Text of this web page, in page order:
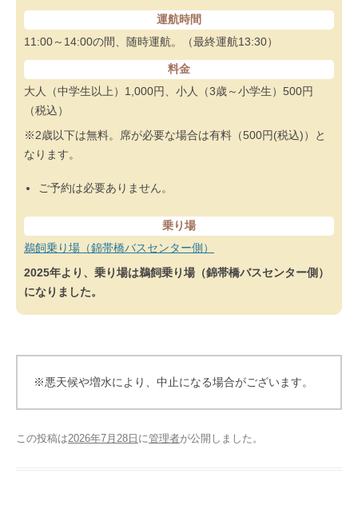
運航時間
11:00～14:00の間、随時運航。（最終運航13:30）
料金
大人（中学生以上）1,000円、小人（3歳～小学生）500円
（税込）
※2歳以下は無料。席が必要な場合は有料（500円(税込)）と
なります。
ご予約は必要ありません。
乗り場
鵜飼乗り場（錦帯橋バスセンター側）
2025年より、乗り場は鵜飼乗り場（錦帯橋バスセンター側）
になりました。
※悪天候や増水により、中止になる場合がございます。
この投稿は2026年7月28日 に管理者が公開しました 。